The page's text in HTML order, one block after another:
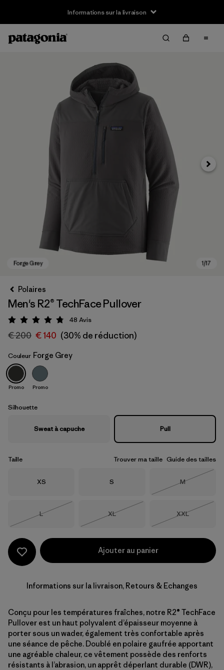
Informations sur la livraison
Forge Grey
Polaires
Men's R2® TechFace Pullover
Évaluation: 4.8 / 5
48 Avis
€ 200 € 140 (30% de réduction)
Couleur Forge Grey
Promo Promo
Silhouette
Sweat à capuche Pull
Taille Trouver ma taille Guide des tailles
Taille
XS Taille
S Taille
M
Taille
L
Taille
XL
Taille
XXL
Ajouter au panier
Informations sur la livraison, Retours & Echanges
Conçu pour les températures fraîches, notre R2® TechFace
Pullover est un haut polyvalent d’épaisseur moyenne à
porter sous un wader, également très confortable après
une séance de pêche. Doublé en polaire gaufrée apportant
une agréable chaleur, ce vêtement possède des renforts
résistants à l’abrasion, un apprêt déperlant durable (DWR),